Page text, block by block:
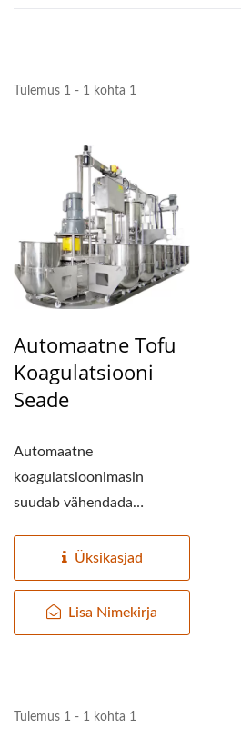
SEADMED,
TOFU
MASINA
TOOTJAD,
TOOTMINE,
TOOTMISE
TOFU
TOFU
TOFU
TOFU
HIND,
Tulemus 1 - 1 kohta 1
Automaatne Tofu
Koagulatsiooni
Seade
Automaatne
koagulatsioonimasin
suudab vähendada
tootmisliini...Üksikasjad
Lisa Nimekirja
Tulemus 1 - 1 kohta 1